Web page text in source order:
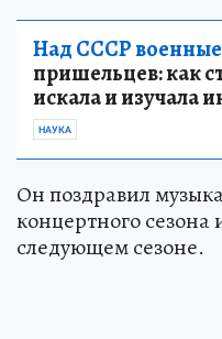
Над СССР военные
пришельцев: как
искала и изучала
НАУКА
Он поздравил
концертного сезона
следующем сезоне.